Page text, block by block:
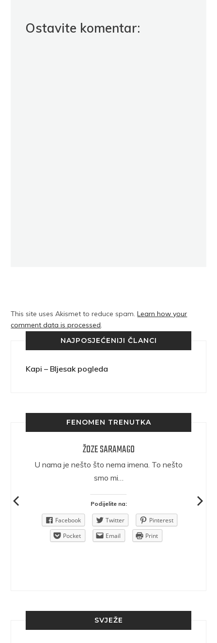
Ostavite komentar:
This site uses Akismet to reduce spam.Learn how your
comment data is processed.
NAJPOSJEĆENIJI ČLANCI
Kapi – Bljesak pogleda
FENOMEN TRENUTKA
ŽOZE SARAMAGO
U nama je nešto što nema imena. To nešto
smo mi…
Podijelite na:
Facebook Twitter
Pinterest
Pocket
Email Print
SVJEŽE